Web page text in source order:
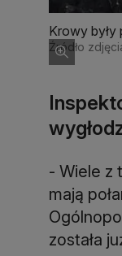
Krowy
Źródło
- Wiele z
mają
została